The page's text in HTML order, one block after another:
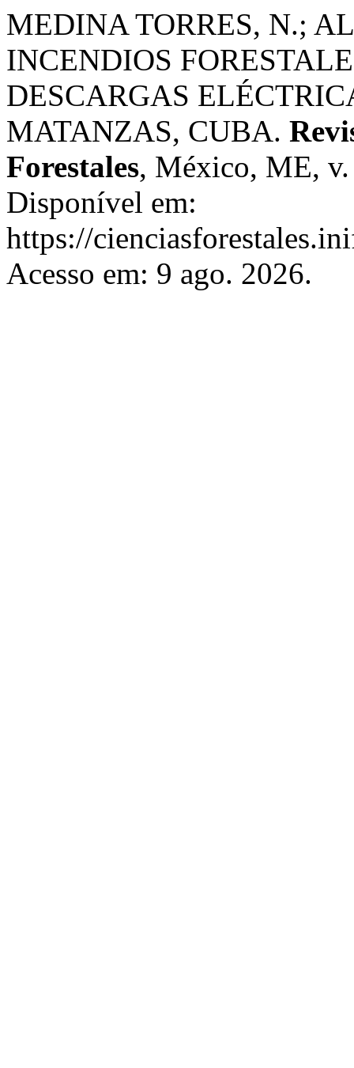
MEDINA TORRES, N.;
INCENDIOS
DESCARGAS
MATANZAS, CUBA.
Forestales, México, ME,
Disponível em:
https://
Acesso em: 9 ago. 2026.